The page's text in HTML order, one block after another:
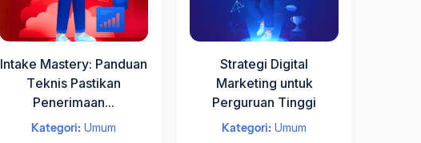
Intake Mastery: Panduan
Teknis Pastikan
Penerimaan...
Kategori: Umum
Strategi Digital
Marketing untuk
Perguruan Tinggi
Kategori: Umum